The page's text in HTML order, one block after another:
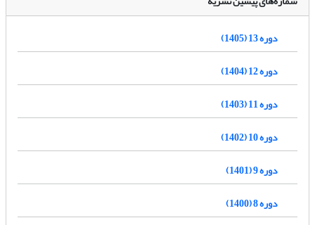
دوره 13 (1405)
دوره 12 (1404)
دوره 11 (1403)
دوره 10 (1402)
دوره 9 (1401)
دوره 8 (1400)